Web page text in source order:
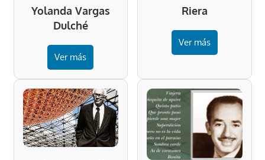
Yolanda Vargas
Dulché
Ver más
Riera
Ver más